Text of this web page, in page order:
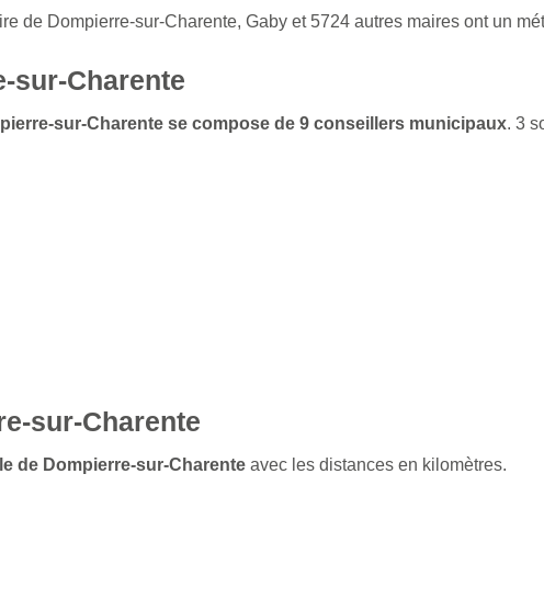
de Dompierre-sur-Charente, Gaby et 5724 autres maires ont un
sur-Charente
sur-Charente se compose de 9 conseillers municipaux. 3
sur-Charente
de Dompierre-sur-Charente avec les distances en kilomètres.